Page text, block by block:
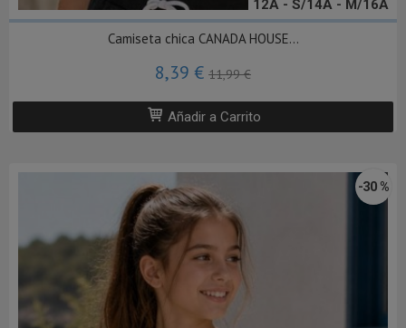
12A - S/14A - M/16A
Camiseta chica CANADA HOUSE...
8,39 € 11,99 €
Añadir a Carrito
-30 %